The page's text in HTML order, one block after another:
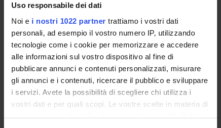
Uso responsabile dei dati
Noi e i nostri 1022 partner trattiamo i vostri dati
personali, ad esempio il vostro numero IP, utilizzando
tecnologie come i cookie per memorizzare e accedere
alle informazioni sul vostro dispositivo al fine di
pubblicare annunci e contenuti personalizzati, misurare
gli annunci e i contenuti, ricercare il pubblico e sviluppare
i servizi. Avete la possibilità di scegliere chi utilizza i
vostri dati e per quali scopi. Le vostre scelte in materia di
privacy sono applicabili solo su questa proprietà digitale
COURSES
PHD PROGRAMMES AND POSTGRADUATE
TRAINING
Contacts
People
Places
Calendar